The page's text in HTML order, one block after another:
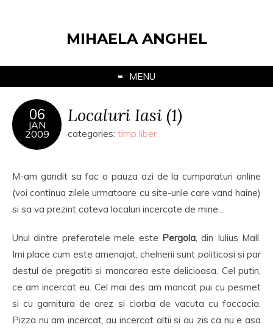
MIHAELA ANGHEL
MENU
06
JAN
2009
Localuri Iasi (1)
categories: timp liber
M-am gandit sa fac o pauza azi de la cumparaturi online
(voi continua zilele urmatoare cu site-urile care vand haine)
si sa va prezint cateva localuri incercate de mine…
Unul dintre preferatele mele este Pergola, din Iulius Mall.
Imi place cum este amenajat, chelnerii sunt politicosi si par
destul de pregatiti si mancarea este delicioasa. Cel putin,
ce am incercat eu. Cel mai des am mancat pui cu pesmet
si cu garnitura de orez si ciorba de vacuta cu foccacia.
Pizza nu am incercat, au incercat altii si au zis ca nu e asa